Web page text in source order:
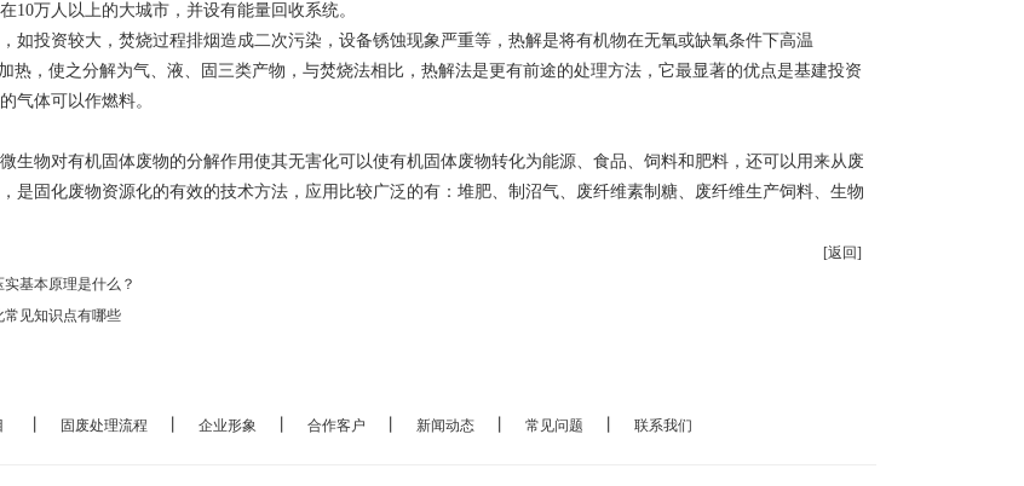
10万人以上的大城市，并设有能量回收系统。
如投资较大，焚烧过程排烟造成二次污染，设备锈蚀现象严重等，热解是将有机物在无氧或缺氧条件下高温
热，使之分解为气、液、固三类产物，与焚烧法相比，热解法是更有前途的处理方法，它最显著的优点是基建投资
气体可以作燃料。
生物对有机固体废物的分解作用使其无害化可以使有机固体废物转化为能源、食品、饲料和肥料，还可以用来从废
是固化废物资源化的有效的技术方法，应用比较广泛的有：堆肥、制沼气、废纤维素制糖、废纤维生产饲料、生物
[返回]
基本原理是什么？
常见知识点有哪些
固废处理流程 企业形象 合作客户 新闻动态 常见问题 联系我们